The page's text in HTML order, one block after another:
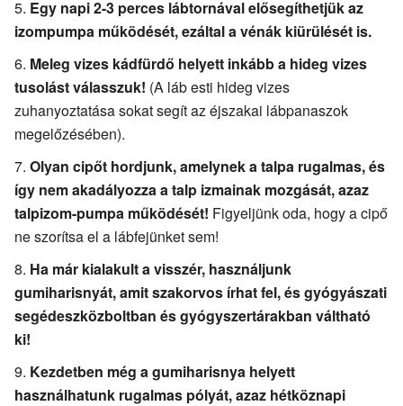
Egy napi 2-3 perces lábtornával elősegíthetjük az
izompumpa működését, ezáltal a vénák kiürülését is.
Meleg vizes kádfürdő helyett inkább a hideg vizes
tusolást válasszuk! (A láb esti hideg vizes
zuhanyoztatása sokat segít az éjszakai lábpanaszok
megelőzésében).
Olyan cipőt hordjunk, amelynek a talpa rugalmas, és
így nem akadályozza a talp izmainak mozgását, azaz
talpizom-pumpa működését! Figyeljünk oda, hogy a cipő
ne szorítsa el a lábfejünket sem!
Ha már kialakult a visszér, használjunk
gumiharisnyát, amit szakorvos írhat fel, és gyógyászati
segédeszközboltban és gyógyszertárakban váltható
ki!
Kezdetben még a gumiharisnya helyett
használhatunk rugalmas pólyát, azaz hétköznapi